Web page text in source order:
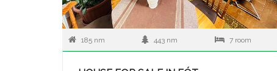
185 nm 443 nm 7 room